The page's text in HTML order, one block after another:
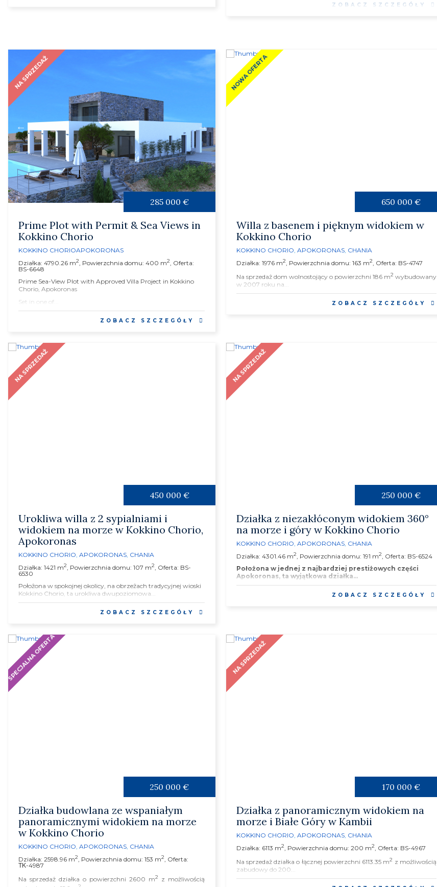
ZOBACZ SZCZEGÓŁY
NA SPRZEDAŻ
285 000 €
Prime Plot with Permit & Sea Views in
Kokkino Chorio
KOKKINO CHORIOAPOKORONAS
Działka: 4790.26 m2, Powierzchnia domu: 400 m2, Oferta:
BS-6648
Prime Sea-View Plot with Approved Villa Project in Kokkino
Chorio, Apokoronas
Set in one of...
ZOBACZ SZCZEGÓŁY
NOWA OFERTA
650 000 €
Willa z basenem i pięknym widokiem w
Kokkino Chorio
KOKKINO CHORIO, APOKORONAS, CHANIA
Działka: 1976 m2, Powierzchnia domu: 163 m2, Oferta: BS-4747
Na sprzedaż dom wolnostojący o powierzchni 186 m2 wybudowany
w 2007 roku na...
ZOBACZ SZCZEGÓŁY
NA SPRZEDAŻ
450 000 €
Urokliwa willa z 2 sypialniami i
widokiem na morze w Kokkino Chorio,
Apokoronas
KOKKINO CHORIO, APOKORONAS, CHANIA
Działka: 1421 m2, Powierzchnia domu: 107 m2, Oferta: BS-
6530
Położona w spokojnej okolicy, na obrzeżach tradycyjnej wioski
Kokkino Chorio, ta urokliwa dwupoziomowa...
ZOBACZ SZCZEGÓŁY
NA SPRZEDAŻ
250 000 €
Działka z niezakłóconym widokiem 360°
na morze i góry w Kokkino Chorio
KOKKINO CHORIO, APOKORONAS, CHANIA
Działka: 4301.46 m2, Powierzchnia domu: 191 m2, Oferta: BS-6524
Położona w jednej z najbardziej prestiżowych części
Apokoronas, ta wyjątkowa działka...
ZOBACZ SZCZEGÓŁY
SPECJALNA OFERTA
250 000 €
Działka budowlana ze wspaniałym
panoramicznymi widokiem na morze
w Kokkino Chorio
KOKKINO CHORIO, APOKORONAS, CHANIA
Działka: 2598.96 m2, Powierzchnia domu: 153 m2, Oferta:
ΤΚ-4987
Na sprzedaż działka o powierzchni 2600 m2
z możliwością
NA SPRZEDAŻ
170 000 €
Działka z panoramicznym widokiem na
morze i Białe Góry w Kambii
KOKKINO CHORIO, APOKORONAS, CHANIA
Działka: 6113 m2, Powierzchnia domu: 200 m2, Oferta: BS-4967
Na sprzedaż działka o łącznej powierzchni 6113.35 m2 z możliwością
zabudowy do 200...